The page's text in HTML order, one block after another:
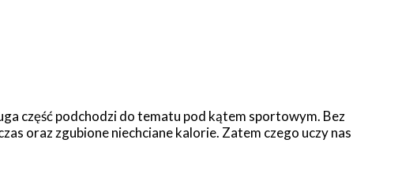
część podchodzi do tematu pod kątem sportowym. Bez
oraz zgubione niechciane kalorie. Zatem czego uczy nas